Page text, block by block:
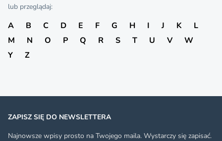
lub przeglądaj:
A B C D E F G H I J K
L
M
N O P Q R S T U V
W
Y
Z
ZAPISZ SIĘ DO NEWSLETTERA
Najnowsze wpisy prosto na Twojego maila. Wystarczy się zapisać.